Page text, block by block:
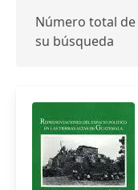
Número total
su búsqueda